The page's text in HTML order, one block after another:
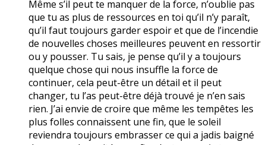
Même s’il peut te manquer de la force, n’oublie pas
que tu as plus de ressources en toi qu’il n’y paraît,
qu’il faut toujours garder espoir et que de l’incendie
de nouvelles choses meilleures peuvent en ressortir
ou y pousser. Tu sais, je pense qu’il y a toujours
quelque chose qui nous insuffle la force de
continuer, cela peut-être un détail et il peut
changer, tu l’as peut-être déjà trouvé je n’en sais
rien. J’ai envie de croire que même les tempêtes les
plus folles connaissent une fin, que le soleil
reviendra toujours embrasser ce qui a jadis baigné